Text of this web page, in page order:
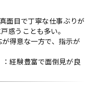
面目で丁寧な仕事ぶりが
惑うことも多い。
得意な一方で、指示が
経験豊富で面倒見が良